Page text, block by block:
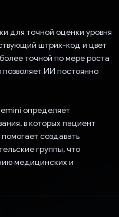
для точной оценки уровня
штрих-код и цвет
точной по мере роста
ИИ постоянно
определяет
в которых пациент
создавать
группы, что
медицинских и